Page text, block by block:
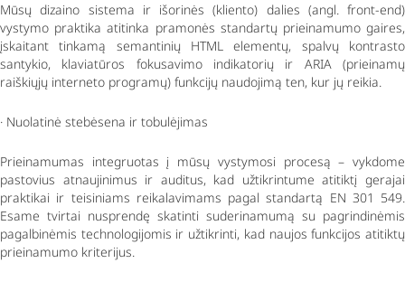
Mūsų dizaino sistema ir išorinės (kliento) dalies (angl. front-end)
vystymo praktika atitinka pramonės standartų prieinamumo gaires,
įskaitant tinkamą semantinių HTML elementų, spalvų kontrasto
santykio, klaviatūros fokusavimo indikatorių ir ARIA (prieinamų
raiškiųjų interneto programų) funkcijų naudojimą ten, kur jų reikia.
· Nuolatinė stebėsena ir tobulėjimas
Prieinamumas integruotas į mūsų vystymosi procesą – vykdome
pastovius atnaujinimus ir auditus, kad užtikrintume atitiktį gerajai
praktikai ir teisiniams reikalavimams pagal standartą EN 301 549.
Esame tvirtai nusprendę skatinti suderinamumą su pagrindinėmis
pagalbinėmis technologijomis ir užtikrinti, kad naujos funkcijos atitiktų
prieinamumo kriterijus.